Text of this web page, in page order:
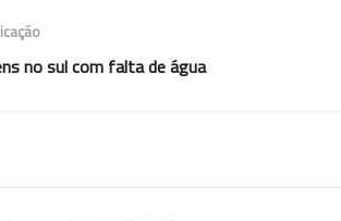
no sul com falta de água